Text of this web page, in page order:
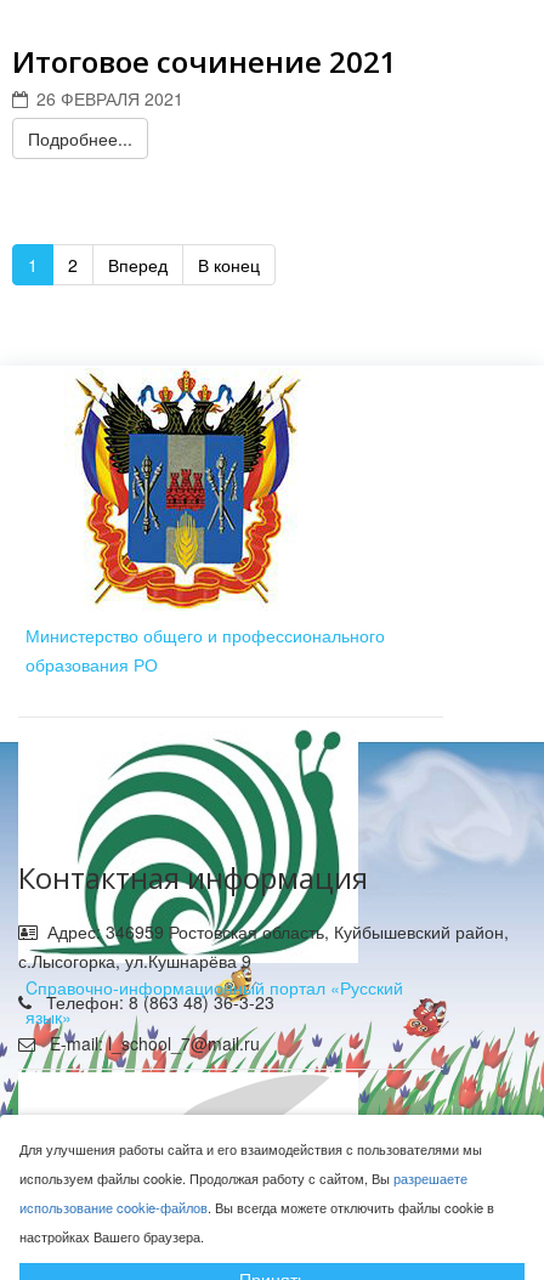
Итоговое сочинение 2021
26 ФЕВРАЛЯ 2021
Подробнее...
1 2 Вперед В конец
Министерство общего и профессионального
образования РО
Cправочно-информационный портал «Русский
язык»
Контактная информация
Адрес: 346959 Ростовская область, Куйбышевский район,
с.Лысогорка, ул.Кушнарёва 9
Телефон: 8 (863 48) 36-3-23
E-mail: l_school_7@mail.ru
МБОУ Лысогорская СОШ © 2016-2026
Сделано с ❤ в
Для улучшения работы сайта и его взаимодействия с пользователями мы
используем файлы cookie. Продолжая работу с сайтом, Выразрешаете
использование cookie-файлов. Вы всегда можете отключить файлы cookie в
настройках Вашего браузера.